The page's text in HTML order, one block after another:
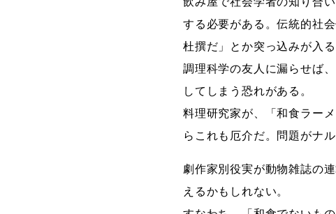
する必要がある。伝統的社
杜撰だ」とか突っ込みが入る
調理科学の友人に漏らせば
してしまう恐れがある。
料理研究家が、「和食ラー
らこれも厄介だ。問題がナ
劇作家別役実が動物雑誌の
えるかもしれない。